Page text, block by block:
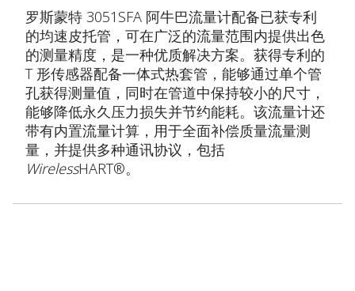
罗斯蒙特 3051SFA 阿牛巴流量计配备已获专利
的均速皮托管，可在广泛的流量范围内提供出色
的测量精度，是一种优质解决方案。获得专利的
T 形传感器配备一体式热套管，能够通过单个管
孔获得测量值，同时在管道中保持较小的尺寸，
能够降低永久压力损失并节约能耗。该流量计还
带有内置流量计算，用于全面补偿质量流量测
量，并提供多种通讯协议，包括
WirelessHART®。